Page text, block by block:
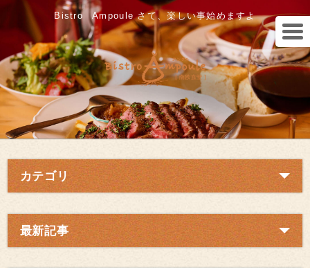
Bistro Ampoule さて、楽しい事始めますよ
カテゴリ
最新記事